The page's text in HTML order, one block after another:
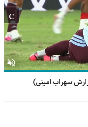
سهراب امینی)